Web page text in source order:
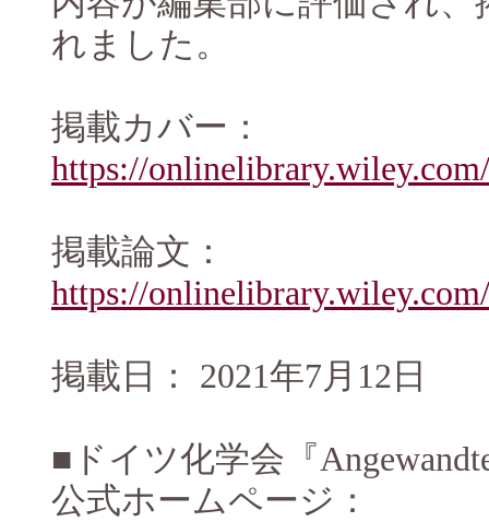
れました。
掲載カバー：
https://
掲載論文：
https://
掲載日： 2021年7月12日
■ドイツ化学会『
公式ホームページ：